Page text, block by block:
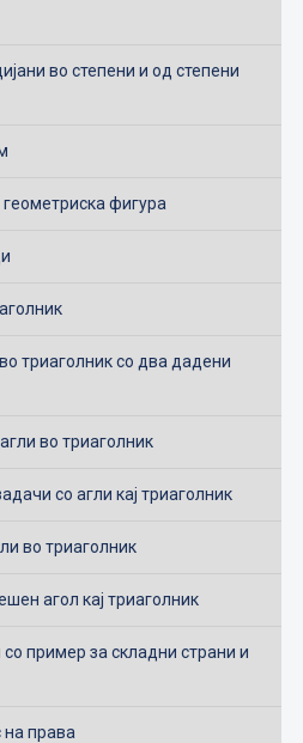
во степени и од степени
фигура
триаголник со два дадени
во триаголник
со агли кај триаголник
во триаголник
агол кај триаголник
пример за складни страни и
на права